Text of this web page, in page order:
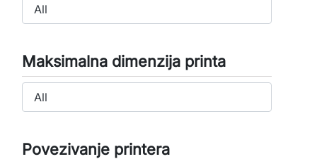
Maksimalna dimenzija printa
Povezivanje printera